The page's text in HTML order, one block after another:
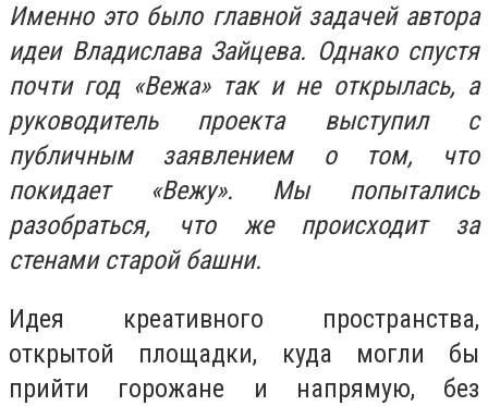
Именно это было главной задачей автора
идеи Владислава Зайцева. Однако спустя
почти год «Вежа» так и не открылась, а
руководитель проекта выступил с
публичным заявлением о том, что
покидает «Вежу». Мы попытались
разобраться, что же происходит за
стенами старой башни.
Идея креативного пространства,
открытой площадки, куда могли бы
прийти горожане и напрямую, без